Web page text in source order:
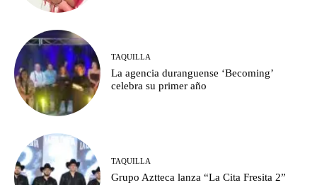
TAQUILLA
La agencia duranguense ‘Becoming’
celebra su primer año
TAQUILLA
Grupo Aztteca lanza “La Cita Fresita 2”